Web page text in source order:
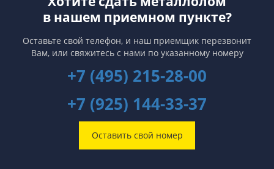
в нашем приемном пункте?
Оставьте свой телефон, и наш приемщик перезвонит
Вам, или свяжитесь с нами по указанному номеру
+7 (495) 215-28-00
+7 (925) 144-33-37
Оставить свой номер